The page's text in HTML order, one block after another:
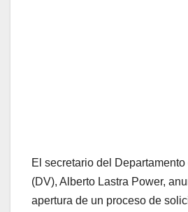
El secretario del
(DV), Alberto Lastra Power,
apertura de un proceso de